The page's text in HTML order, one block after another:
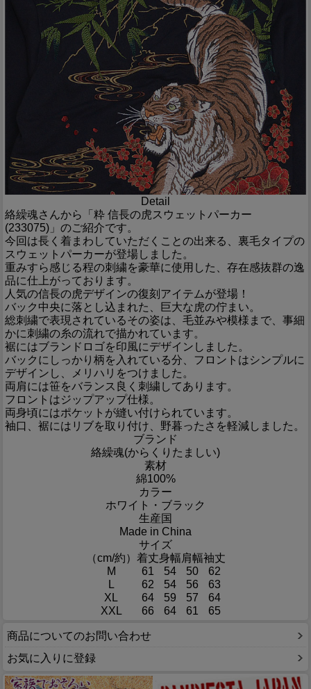
Detail
絡繰魂さんから「粋 信長の虎スウェットパーカー
(233075)」のご紹介です。
今回は長く着まわしていただくことの出来る、裏毛タイプの
スウェットパーカーが登場しました。
重みすら感じる程の刺繍を豪華に使用した、存在感抜群の逸
品に仕上がっております。
人気の信長の虎デザインの復刻アイテムが登場！
バック中央に落とし込まれた、巨大な虎の佇まい。
総刺繍で表現されているその姿は、毛並みや模様まで、事細
かに刺繍の糸の流れで描かれています。
裾にはブランドロゴを印風にデザインしました。
バックにしっかり柄を入れている分、フロントはシンプルに
デザインし、メリハリをつけました。
両肩には笹をバランス良く刺繍してあります。
フロントはジップアップ仕様。
両身頃にはポケットが縫い付けられています。
袖口、裾にはリブを取り付け、野暮ったさを軽減しました。
ブランド
絡繰魂(からくりたましい)
素材
綿100%
カラー
ホワイト・ブラック
生産国
Made in China
サイズ
（cm/約） 着丈身幅肩幅袖丈
M
61 54 50
62
L
62 54 56
63
XL
64 59 57
64
XXL
66 64 61 65
商品についてのお問い合わせ
お気に入りに登録